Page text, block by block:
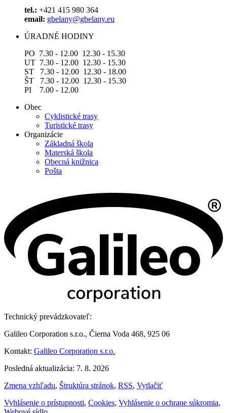
tel.: +421 415 980 364
email: gbelany@gbelany.eu
ÚRADNÉ HODINY
PO 7.30 - 12.00 12.30 - 15.30
UT 7.30 - 12.00 12.30 - 15.30
ST 7.30 - 12.00 12.30 - 18.00
ŠT 7.30 - 12.00 12.30 - 15.30
PI 7.00 - 12.00
Obec
Cyklistické trasy
Turistické trasy
Organizácie
Základná škola
Materská škola
Obecná knižnica
Pošta
Technický prevádzkovateľ:
Galileo Corporation s.r.o., Čierna Voda 468, 925 06
Kontakt: Galileo Corporation s.r.o.
Posledná aktualizácia: 7. 8. 2026
Zmena vzhľadu, Štruktúra stránok, RSS, Vytlačiť
Vyhlásenie o prístupnosti, Cookies, Vyhlásenie o ochrane súkromia,